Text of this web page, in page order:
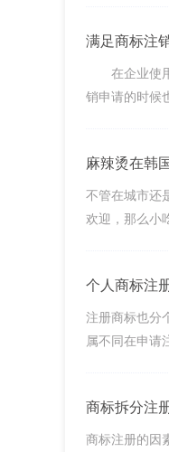
满足商标注
在企业使用
销申请的时候
麻辣烫在韩
不管在城市还
欢迎，那么小
个人商标注
注册商标也分
属不同在申请
商标拆分注
商标注册的因